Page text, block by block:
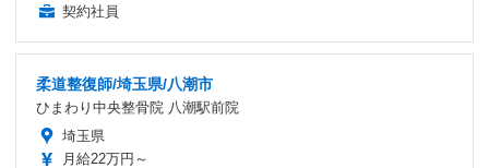
契約社員
柔道整復師/埼玉県/八潮市
ひまわり中央整骨院 八潮駅前院
埼玉県
月給22万円～